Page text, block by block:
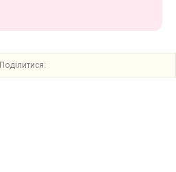
Поділитися: